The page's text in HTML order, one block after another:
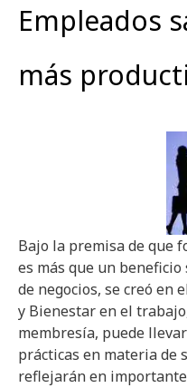
Empleados
más
Bajo la premisa de que
es más que un
de negocios, se creó en
y Bienestar en el
membresía, puede
prácticas en materia de
reflejarán en